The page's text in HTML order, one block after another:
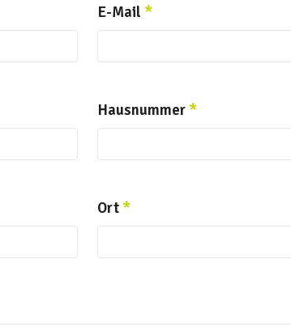
E-Mail *
Hausnummer *
Ort *